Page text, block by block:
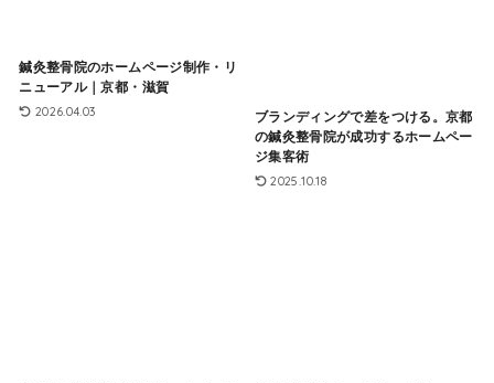
鍼灸整骨院のホームページ制作・リ
ニューアル｜京都・滋賀
2026.04.03
ブランディングで差をつける。京都
の鍼灸整骨院が成功するホームペー
ジ集客術
2025.10.18